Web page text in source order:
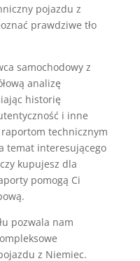
pojazdu z
prawdziwe tło
samochodowy z
analizę
historię
i inne
technicznym
temat interesującego
kupujesz dla
pomogą Ci
pozwala nam
z Niemiec.